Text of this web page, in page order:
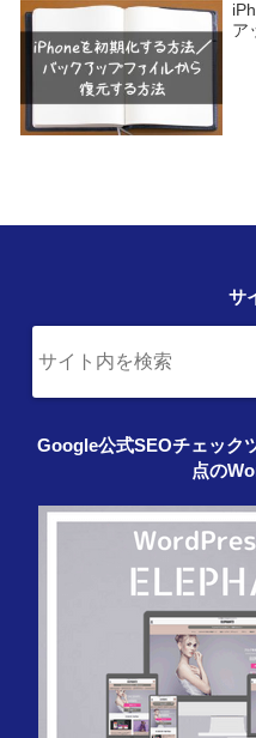
ア
サ
Google公式SEOチェック
点の